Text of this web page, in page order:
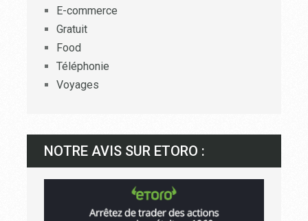
E-commerce
Gratuit
Food
Téléphonie
Voyages
NOTRE AVIS SUR ETORO :